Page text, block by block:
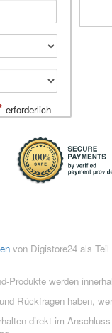
erforderlich
von Digistore24 als
werden
Rückfragen haben,
direkt im